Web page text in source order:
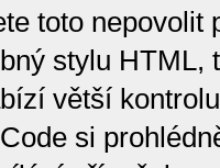
toto
stylu HTML,
větší
si